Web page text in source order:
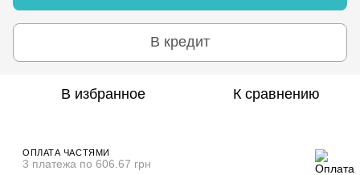
В кредит
В избранное К сравнению
ОПЛАТА ЧАСТЯМИ
3 платежа по 606.67 грн